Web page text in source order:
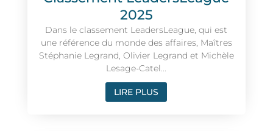
2025
Dans le classement LeadersLeague, qui est
une référence du monde des affaires, Maîtres
Stéphanie Legrand, Olivier Legrand et Michèle
Lesage-Catel...
LIRE PLUS